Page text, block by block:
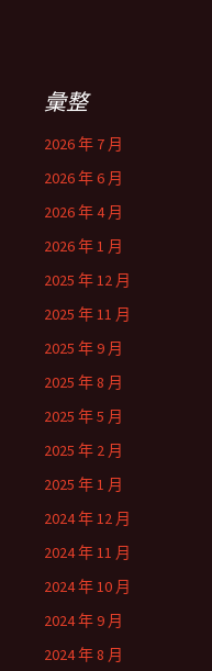
彙整
2026 年 7 月
2026 年 6 月
2026 年 4 月
2026 年 1 月
2025 年 12 月
2025 年 11 月
2025 年 9 月
2025 年 8 月
2025 年 5 月
2025 年 2 月
2025 年 1 月
2024 年 12 月
2024 年 11 月
2024 年 10 月
2024 年 9 月
2024 年 8 月